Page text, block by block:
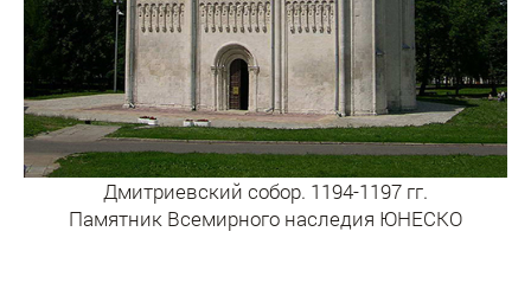
Дмитриевский собор. 1194-1197 гг.
Памятник Всемирного наследия ЮНЕСКО